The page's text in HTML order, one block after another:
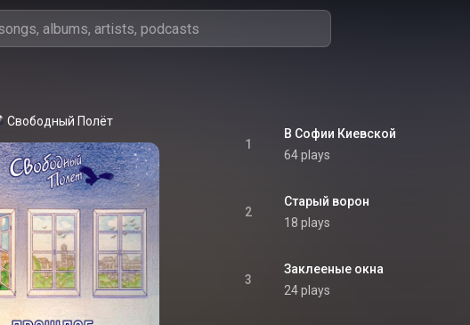
Свободный Полёт
1
В Софии Киевской
64 plays
2
Старый ворон
18 plays
3
Заклееные окна
24 plays